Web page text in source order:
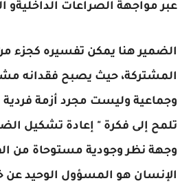
عبر مواجهة الصراعات الداخليةو
الضمير هنا يمكن تفسيره كجزء من
المشتركة، حيث يصبح فقدانه
وجماعية وليست مجرد أزمة فردية
تلمح إلى فكرة " إعادة تشكيل
وجهة نظر وجودية مستوحاة من
الإنسان هو المسؤول الوحيد عن